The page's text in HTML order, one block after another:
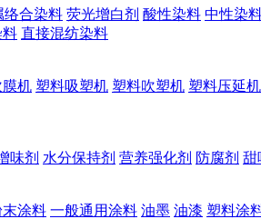
络合染料 荧光增白剂 酸性染料 中性染
料 直接混纺染料
膜机 塑料吸塑机 塑料吹塑机 塑料压延机
味剂 水分保持剂 营养强化剂 防腐剂 甜
末涂料 一般通用涂料 油墨 油漆 塑料涂